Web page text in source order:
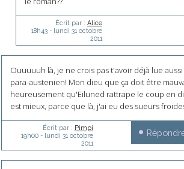
Écrit par : Alice
18h43- lundi 31 octobre
2011
Ouuuuuh là, je ne crois pas t'avoir déjà lue
para-austenien! Mon dieu que ça doit être
heureusement qu'Eiluned rattrape le coup en
est mieux, parce que là, j'ai eu des sueurs
Écrit par : Pimpi
19h00- lundi 31 octobre
2011